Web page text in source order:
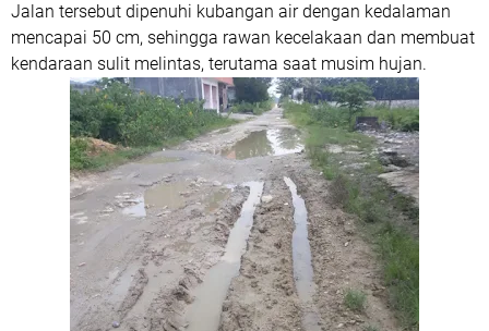
Jalan tersebut dipenuhi kubangan air dengan kedalaman
mencapai 50 cm, sehingga rawan kecelakaan dan membuat
kendaraan sulit melintas, terutama saat musim hujan.